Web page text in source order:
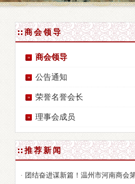
商会领导
商会领导
公告通知
荣誉名誉会长
理事会成员
推荐新闻
· 团结奋进谋新篇！温州市河南商会